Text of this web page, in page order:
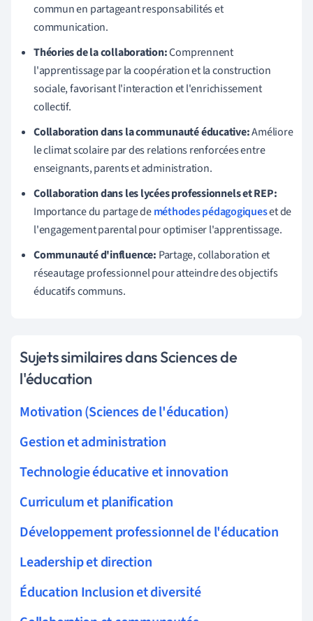
commun en partageant responsabilités et
communication.
Théories de la collaboration:Comprennent
l'apprentissage par la coopération et la construction
sociale, favorisant l'interaction et l'enrichissement
collectif.
Collaboration dans la communauté éducative:Améliore
le climat scolaire par des relations renforcées entre
enseignants, parents et administration.
Collaboration dans les lycées professionnels et REP:
Importance du partage deméthodes pédagogiqueset de
l'engagement parental pour optimiser l'apprentissage.
Communauté d'influence: Partage, collaboration et
réseautage professionnel pour atteindre des objectifs
éducatifs communs.
Sujets similaires dans Sciences de
l'éducation
Motivation (Sciences de l'éducation)
Gestion et administration
Technologie éducative et innovation
Curriculum et planification
Développement professionnel de l'éducation
Leadership et direction
Éducation Inclusion et diversité